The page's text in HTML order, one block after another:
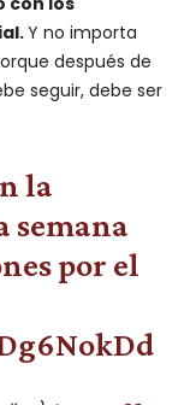
Y no importa
después de
seguir, debe ser
la
semana
por el